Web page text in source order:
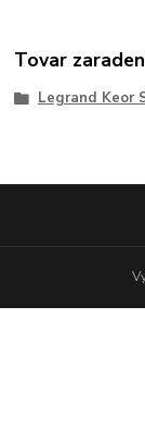
Tovar
Legrand Keor